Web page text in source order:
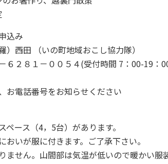
込み
）西田 （いの町地域おこし協力隊）
６２８１－００５４(受付時間 7：00-19
お電話番号をお知らせください
ペース（4，5台）があります。
おいが服に付きます。ご了承下さい。
ません。山間部は気温が低いので暖かい服